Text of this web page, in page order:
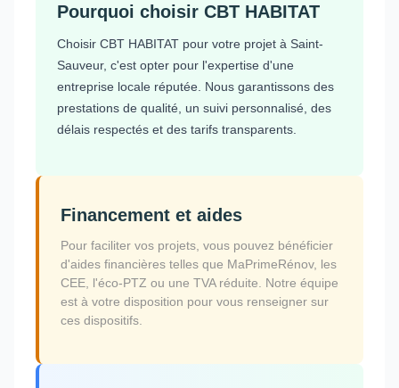
Pourquoi choisir CBT HABITAT
Choisir CBT HABITAT pour votre projet à Saint-
Sauveur, c'est opter pour l'expertise d'une
entreprise locale réputée. Nous garantissons des
prestations de qualité, un suivi personnalisé, des
délais respectés et des tarifs transparents.
Financement et aides
Pour faciliter vos projets, vous pouvez bénéficier
d'aides financières telles que MaPrimeRénov, les
CEE, l'éco-PTZ ou une TVA réduite. Notre équipe
est à votre disposition pour vous renseigner sur
ces dispositifs.